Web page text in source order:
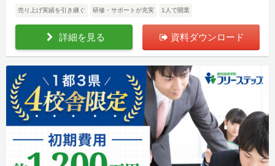
売り上げ実績を引き継ぐ 研修・サポートが充実 1人で開業
詳細を見る 資料ダウンロード